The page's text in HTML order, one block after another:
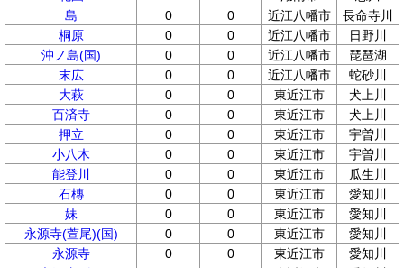
島
0 0 近江八幡市
長命寺川
桐原
0 0 近江八幡市
日野川
沖ノ島(国)
0 0 近江八幡市
琵琶湖
末広
0 0 近江八幡市
蛇砂川
大萩
0 0 東近江市
犬上川
百済寺
0 0 東近江市
犬上川
押立
0 0 東近江市
宇曽川
小八木
0 0 東近江市
宇曽川
能登川
0 0 東近江市
瓜生川
石槫
0 0 東近江市
愛知川
妹
0 0 東近江市
愛知川
永源寺(萱尾)(国)
0 0 東近江市
愛知川
永源寺
0 0 東近江市
愛知川